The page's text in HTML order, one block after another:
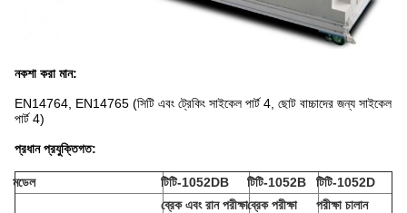
নকশা করা মান:
EN14764, EN14765 (সিটি এবং ট্রেকিং সাইকেল পার্ট 4, ছোট বাচ্চাদের জন্য সাইকেল
পার্ট 4)
প্রধান প্রযুক্তিগত:
মডেল টিটি-1052DB টিটি-1052B
টিটি-1052D
ব্রেক এবং রান পরীক্ষাব্রেক পরীক্ষা
পরীক্ষা চালান